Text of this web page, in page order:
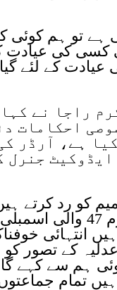
ہے تو ہم کوئی
کسی کی عیادت
کے لئے
راجا نے
احکامات
ہے، آرڈر
جنرل
کہ ہم سب 27 ویں
کرتے ہیں کوئی بھی
انتہائی
عدلیہ کے تصور
ہم سے کہے
تمام